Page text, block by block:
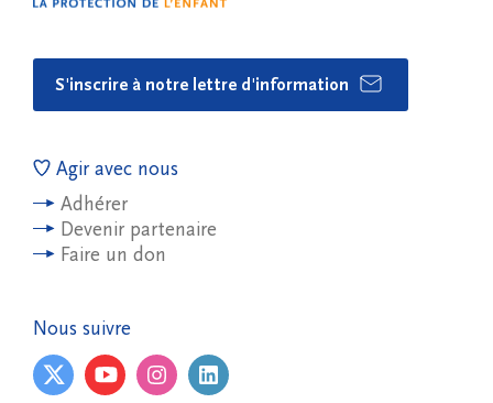
S'inscrire à notre lettre d'information
Agir avec nous
Adhérer
Devenir partenaire
Faire un don
Nous suivre